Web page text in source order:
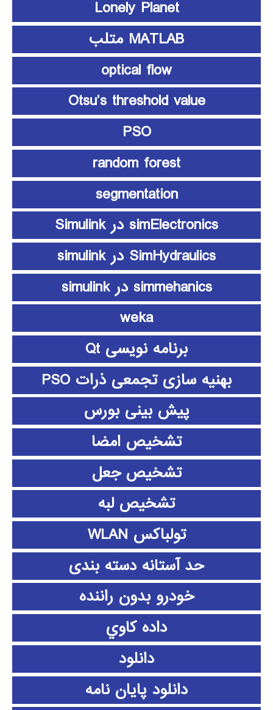
Lonely Planet
MATLAB متلب
optical flow
Otsu’s threshold value
PSO
random forest
segmentation
simElectronics در Simulink
SimHydraulics در simulink
simmehanics در simulink
weka
برنامه نویسی Qt
بهنیه سازی تجمعی ذرات PSO
پیش بینی بورس
تشخیص امضا
تشخیص جعل
تشخیص لبه
تولباکس WLAN
حد آستانه دسته بندی
خودرو بدون راننده
داده كاوي
دانلود
دانلود پايان نامه